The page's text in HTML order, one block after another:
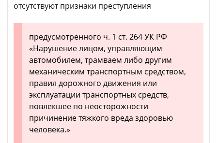
отсутствуют признаки преступления
предусмотренного ч. 1 ст. 264 УК РФ
«Нарушение лицом, управляющим
автомобилем, трамваем либо другим
механическим транспортным средством,
правил дорожного движения или
эксплуатации транспортных средств,
повлекшее по неосторожности
причинение тяжкого вреда здоровью
человека.»